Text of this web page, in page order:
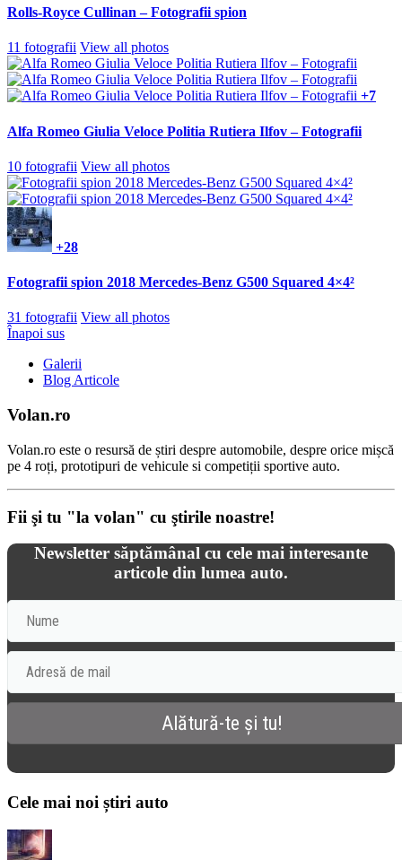
Rolls-Royce Cullinan – Fotografii spion
11 fotografii View all photos
+7
Alfa Romeo Giulia Veloce Politia Rutiera Ilfov – Fotografii
10 fotografii View all photos
+28
Fotografii spion 2018 Mercedes-Benz G500 Squared 4×4²
31 fotografii View all photos
Înapoi sus
Galerii
Blog Articole
Volan.ro
Volan.ro este o resursă de știri despre automobile, despre orice mișcă
pe 4 roți, prototipuri de vehicule si competiții sportive auto.
Fii şi tu "la volan" cu ştirile noastre!
Newsletter săptămânal cu cele mai interesante
articole din lumea auto.
Cele mai noi știri auto